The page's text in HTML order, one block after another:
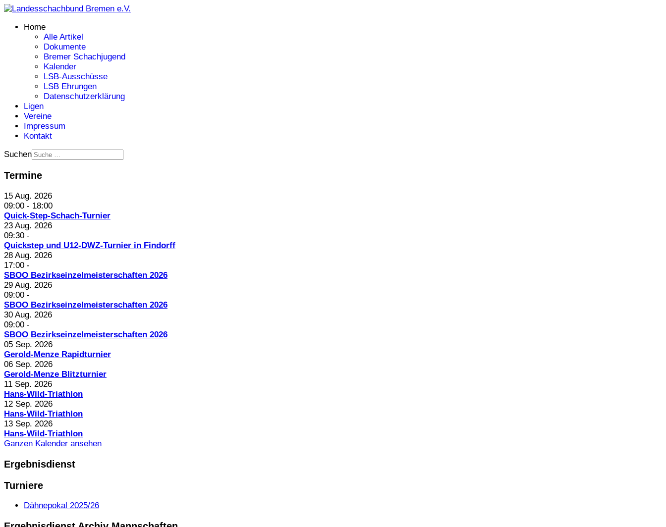
Home
Alle Artikel
Dokumente
Bremer Schachjugend
Kalender
LSB-Ausschüsse
LSB Ehrungen
Datenschutzerklärung
Ligen
Vereine
Impressum
Kontakt
Suchen
Termine
15 Aug. 2026
09:00 - 18:00
Quick-Step-Schach-Turnier
23 Aug. 2026
09:30 -
Quickstep und U12-DWZ-Turnier in Findorff
28 Aug. 2026
17:00 -
SBOO Bezirkseinzelmeisterschaften 2026
29 Aug. 2026
09:00 -
SBOO Bezirkseinzelmeisterschaften 2026
30 Aug. 2026
09:00 -
SBOO Bezirkseinzelmeisterschaften 2026
05 Sep. 2026
Gerold-Menze Rapidturnier
06 Sep. 2026
Gerold-Menze Blitzturnier
11 Sep. 2026
Hans-Wild-Triathlon
12 Sep. 2026
Hans-Wild-Triathlon
13 Sep. 2026
Hans-Wild-Triathlon
Ganzen Kalender ansehen
Ergebnisdienst
Turniere
Dähnepokal 2025/26